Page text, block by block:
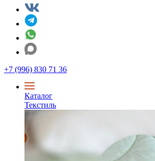
+7 (996) 830 71 36
Каталог
Текстиль